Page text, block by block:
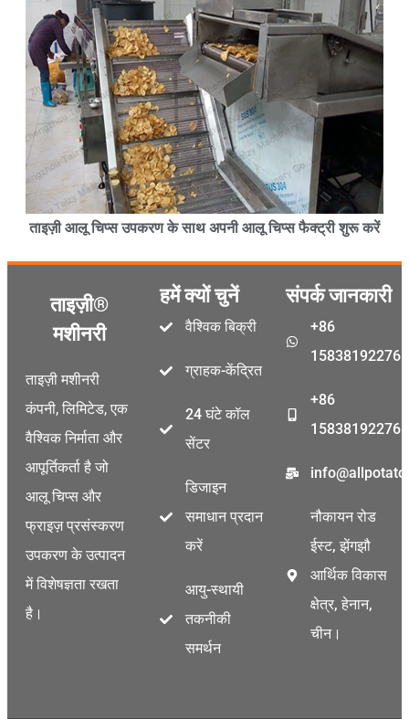
ताइज़ी आलू चिप्स उपकरण के साथ अपनी आलू चिप्स फैक्ट्री शुरू करें
ताइज़ी®
मशीनरी
ताइज़ी मशीनरी
कंपनी, लिमिटेड, एक
वैश्विक निर्माता और
आपूर्तिकर्ता है जो
आलू चिप्स और
फ्राइज़ प्रसंस्करण
उपकरण के उत्पादन
में विशेषज्ञता रखता
है।
हमें क्यों चुनें
वैश्विक बिक्री
ग्राहक-केंद्रित
24 घंटे कॉल
सेंटर
डिजाइन
समाधान प्रदान
करें
आयु-स्थायी
तकनीकी
समर्थन
संपर्क जानकारी
+86
15838192276
+86
15838192276
नौकायन रोड
ईस्ट, झेंगझौ
आर्थिक विकास
क्षेत्र, हेनान,
चीन।